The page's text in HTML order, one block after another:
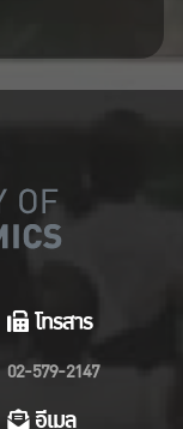
โทรสาร
02-579-2147
อีเมล